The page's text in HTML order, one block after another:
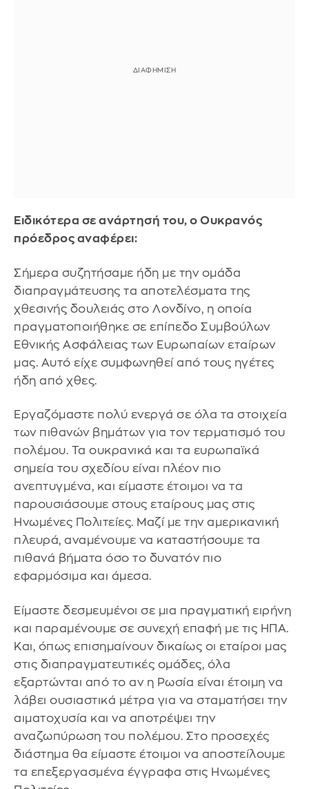
Ειδικότερα σε ανάρτησή του, ο Ουκρανός
πρόεδρος αναφέρει:
Σήμερα συζητήσαμε ήδη με την ομάδα
διαπραγμάτευσης τα αποτελέσματα της
χθεσινής δουλειάς στο Λονδίνο, η οποία
πραγματοποιήθηκε σε επίπεδο Συμβούλων
Εθνικής Ασφάλειας των Ευρωπαίων εταίρων
μας. Αυτό είχε συμφωνηθεί από τους ηγέτες
ήδη από χθες.
Εργαζόμαστε πολύ ενεργά σε όλα τα στοιχεία
των πιθανών βημάτων για τον τερματισμό του
πολέμου. Τα ουκρανικά και τα ευρωπαϊκά
σημεία του σχεδίου είναι πλέον πιο
ανεπτυγμένα, και είμαστε έτοιμοι να τα
παρουσιάσουμε στους εταίρους μας στις
Ηνωμένες Πολιτείες. Μαζί με την αμερικανική
πλευρά, αναμένουμε να καταστήσουμε τα
πιθανά βήματα όσο το δυνατόν πιο
εφαρμόσιμα και άμεσα.
Είμαστε δεσμευμένοι σε μια πραγματική ειρήνη
και παραμένουμε σε συνεχή επαφή με τις ΗΠΑ.
Και, όπως επισημαίνουν δικαίως οι εταίροι μας
στις διαπραγματευτικές ομάδες, όλα
εξαρτώνται από το αν η Ρωσία είναι έτοιμη να
λάβει ουσιαστικά μέτρα για να σταματήσει την
αιματοχυσία και να αποτρέψει την
αναζωπύρωση του πολέμου. Στο προσεχές
διάστημα θα είμαστε έτοιμοι να αποστείλουμε
τα επεξεργασμένα έγγραφα στις Ηνωμένες